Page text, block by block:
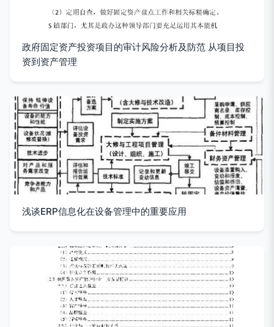
政府固定资产投资项目的审计风险分析及防范 从项目投
资到资产管理
浅谈ERP信息化在设备管理中的重要应用